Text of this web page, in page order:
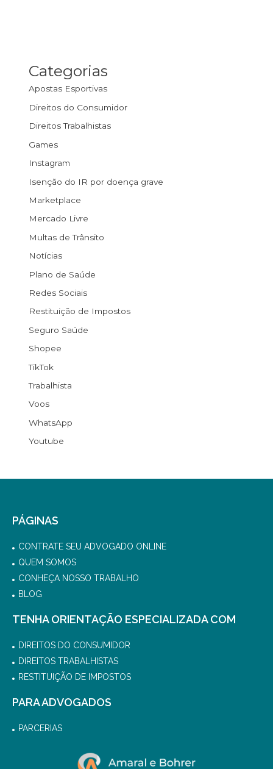
Categorias
Apostas Esportivas
Direitos do Consumidor
Direitos Trabalhistas
Games
Instagram
Isenção do IR por doença grave
Marketplace
Mercado Livre
Multas de Trânsito
Notícias
Plano de Saúde
Redes Sociais
Restituição de Impostos
Seguro Saúde
Shopee
TikTok
Trabalhista
Voos
WhatsApp
Youtube
PÁGINAS
CONTRATE SEU ADVOGADO ONLINE
QUEM SOMOS
CONHEÇA NOSSO TRABALHO
BLOG
TENHA ORIENTAÇÃO ESPECIALIZADA COM
DIREITOS DO CONSUMIDOR
DIREITOS TRABALHISTAS
RESTITUIÇÃO DE IMPOSTOS
PARA ADVOGADOS
PARCERIAS